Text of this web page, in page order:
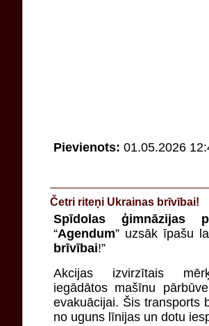
Pievienots: 01.05.2026
Četri riteņi Ukrainas brīvībai!
Spīdolas ģimnāzijas
“Agendum” uzsāk īpašu
brīvībai!”
Akcijas izvirzītais
iegādātos mašīnu
evakuācijai. Šis transports
no uguns līnijas un dotu